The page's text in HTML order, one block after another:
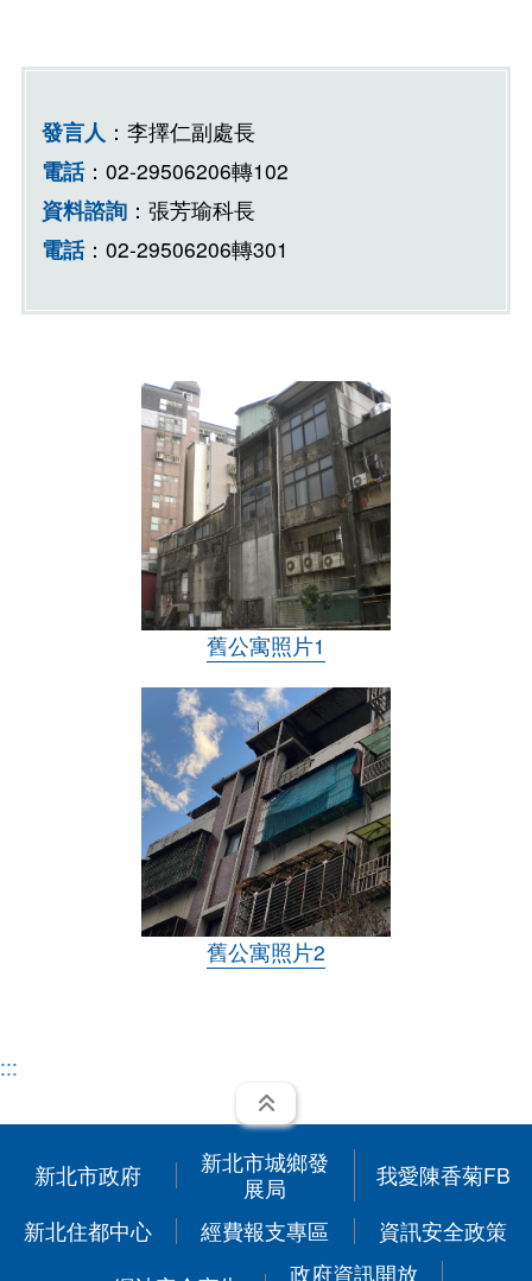
發言人 ：李擇仁副處長
電話：02-29506206轉102
資料諮詢 ：張芳瑜科長
電話：02-29506206轉301
舊公寓照片1
舊公寓照片2
:::
展開
新北市政府
新北市城鄉發
展局
我愛陳香菊FB
新北住都中心
經費報支專區
資訊安全政策
政府資訊開放